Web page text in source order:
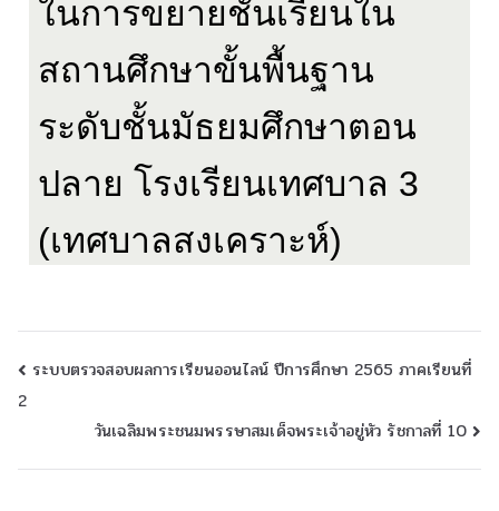
ระบบตรวจสอบผลการเรียนออนไลน์ ปีการศึกษา 2565 ภาคเรียนที่
2
วันเฉลิมพระชนมพรรษาสมเด็จพระเจ้าอยู่หัว รัชกาลที่ 10